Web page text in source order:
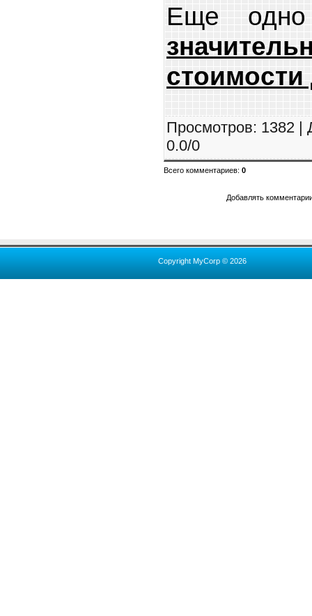
Еще
стоимости
Просмотров: 1382 |
0.0/0
Всего комментариев: 0
Добавлять
Copyright MyCorp © 2026